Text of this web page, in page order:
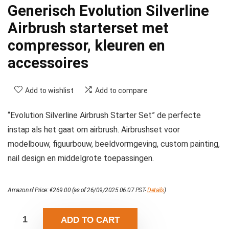
Generisch Evolution Silverline
Airbrush starterset met
compressor, kleuren en
accessoires
Add to wishlist Add to compare
“Evolution Silverline Airbrush Starter Set” de perfecte
instap als het gaat om airbrush. Airbrushset voor
modelbouw, figuurbouw, beeldvormgeving, custom painting,
nail design en middelgrote toepassingen.
Amazon.nl Price:€269.00(as of 26/09/2025 06:07 PST-Details)
ADD TO CART